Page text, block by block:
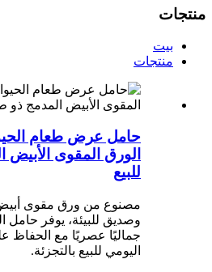
منتجات
بيت
منتجات
حامل عرض طعام
الورق المقوى الأبيض
للبيع
مصنوع من ورق مقوى
وصديق للبيئة، يوفر حامل
جماليًا عصريًا مع الحفاظ
اليومي للبيع بالتجزئة.